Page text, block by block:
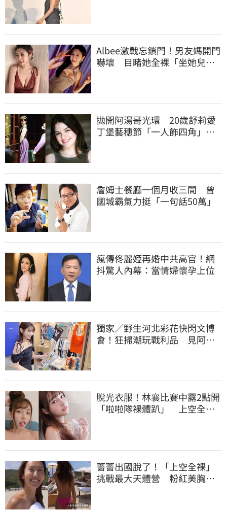
Albee激戰忘鎖門！男友媽開門
嚇壞 目睹她全裸「坐她兒子
拋開阿湯哥光環 20歲舒莉愛
丁堡藝穗節「一人飾四角」驚
詹姆士餐廳一個月收三間 曾
國城霸氣力挺「一句話50萬」
瘋傳佟麗婭再婚中共高官！網
抖驚人內幕：當情婦懷孕上位
獨家／野生河北彩花快閃文博
會！狂掃潮玩戰利品 見阿信
脫光衣服！林襄比賽中露2點開
「啦啦隊裸體趴」 上空全裸
薔薔出國脫了！「上空全裸」
挑戰最大天體營 粉紅美胸被